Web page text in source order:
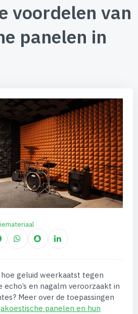
voordelen van
panelen in
geluid weerkaatst tegen
echo’s en nagalm veroorzaakt in
Meer over de toepassingen
akoestische panelen en hun